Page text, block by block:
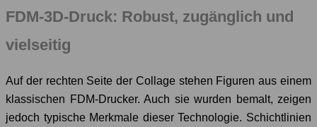
FDM-3D-Druck: Robust, zugänglich und
vielseitig
Auf der rechten Seite der Collage stehen Figuren aus einem
klassischen FDM-Drucker. Auch sie wurden bemalt, zeigen
jedoch typische Merkmale dieser Technologie. Schichtlinien